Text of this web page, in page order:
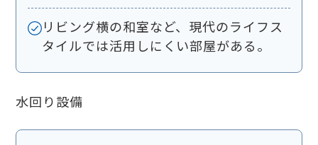
リビング横の和室など、現代のライフス
タイルでは活用しにくい部屋がある。
水回り設備